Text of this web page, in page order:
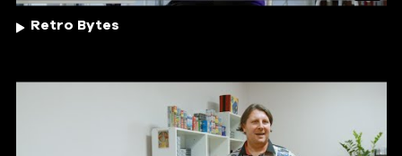
Retro Bytes